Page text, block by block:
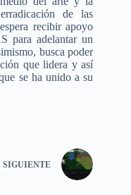
de las
recibir apoyo
para adelantar un
busca poder
que lidera y así
se ha unido a su
SIGUIENTE